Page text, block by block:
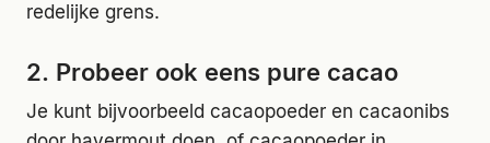
redelijke grens.
2. Probeer ook eens pure cacao
Je kunt bijvoorbeeld cacaopoeder en cacaonibs